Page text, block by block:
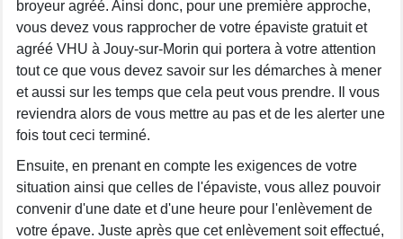
broyeur agréé. Ainsi donc, pour une première approche,
vous devez vous rapprocher de votre épaviste gratuit et
agréé VHU à Jouy-sur-Morin qui portera à votre attention
tout ce que vous devez savoir sur les démarches à mener
et aussi sur les temps que cela peut vous prendre. Il vous
reviendra alors de vous mettre au pas et de les alerter une
fois tout ceci terminé.
Ensuite, en prenant en compte les exigences de votre
situation ainsi que celles de l'épaviste, vous allez pouvoir
convenir d'une date et d'une heure pour l'enlèvement de
votre épave. Juste après que cet enlèvement soit effectué,